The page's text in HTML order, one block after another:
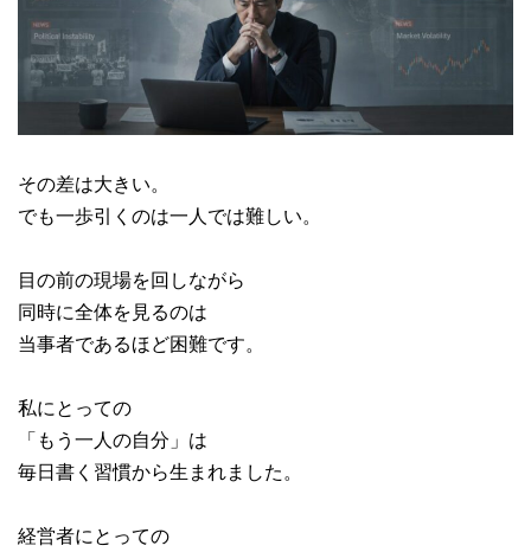
その差は大きい。
でも一歩引くのは一人では難しい。
目の前の現場を回しながら
同時に全体を見るのは
当事者であるほど困難です。
私にとっての
「もう一人の自分」は
毎日書く習慣から生まれました。
経営者にとっての